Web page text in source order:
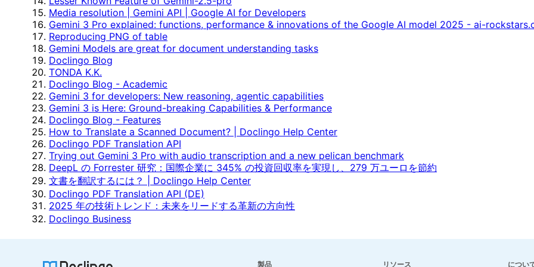
Media resolution | Gemini API | Google AI for Developers
Gemini 3 Pro explained: functions, performance & innovations of the Google AI model 2025 - ai-
Reproducing PNG of table
Gemini Models are great for document understanding tasks
Doclingo Blog
TONDA K.K.
Doclingo Blog - Academic
Gemini 3 for developers: New reasoning, agentic capabilities
Gemini 3 is Here: Ground-breaking Capabilities & Performance
Doclingo Blog - Features
How to Translate a Scanned Document? | Doclingo Help Center
Doclingo PDF Translation API
Trying out Gemini 3 Pro with audio transcription and a new pelican benchmark
DeepL の Forrester 研究：国際企業に 345% の投資回収率を実現し、279 万ユーロを節約
文書を翻訳するには？ | Doclingo Help Center
Doclingo PDF Translation API (DE)
2025 年の技術トレンド：未来をリードする革新の方向性
Doclingo Business
製品 リソース につい